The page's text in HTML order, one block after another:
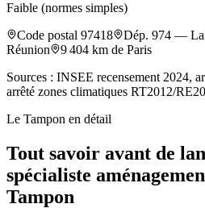
Faible (normes simples)
Code postal 97418 Dép. 974 —
Réunion
9 404 km de Paris
Sources : INSEE recensement 2024,
arrêté zones climatiques RT2012/
Le Tampon en détail
Tout savoir avant de
spécialiste
Tampon